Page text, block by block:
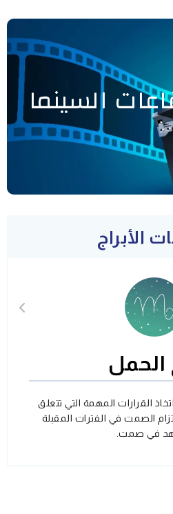
السينما
الأبراج
الحمل
القرارات المهمة التي تتعلق
الصمت في الفترات المقبلة
في صمت.